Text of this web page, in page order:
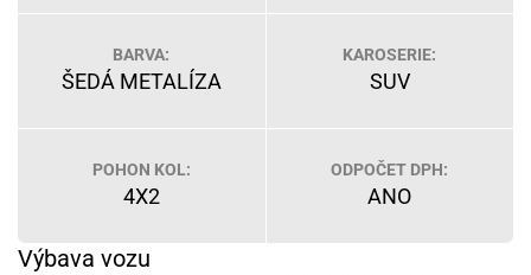
BARVA:
ŠEDÁ METALÍZA
KAROSERIE:
SUV
POHON KOL:
4X2
ODPOČET DPH:
ANO
Výbava vozu